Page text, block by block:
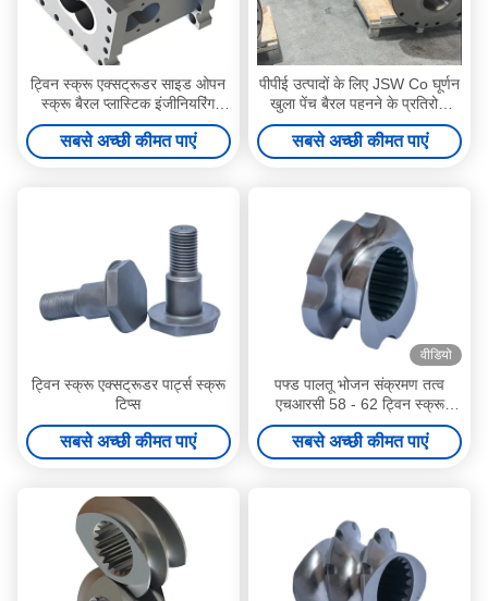
ट्विन स्क्रू एक्सट्रूडर साइड ओपन
स्क्रू बैरल प्लास्टिक इंजीनियरिंग
उद्योग के लिए सीएनसी मशीनिंग
सबसे अच्छी कीमत पाएं
पीपीई उत्पादों के लिए JSW Co घूर्णन
खुला पेंच बैरल पहनने के प्रतिरोधी
जुड़वां पेंच extruder भागों
सबसे अच्छी कीमत पाएं
ट्विन स्क्रू एक्सट्रूडर पार्ट्स स्क्रू
टिप्स
सबसे अच्छी कीमत पाएं
वीडियो
पफ्ड पालतू भोजन संक्रमण तत्व
एचआरसी 58 - 62 ट्विन स्क्रू
एक्सट्रूडर पार्ट फॉर पेलेटिज़र
सबसे अच्छी कीमत पाएं